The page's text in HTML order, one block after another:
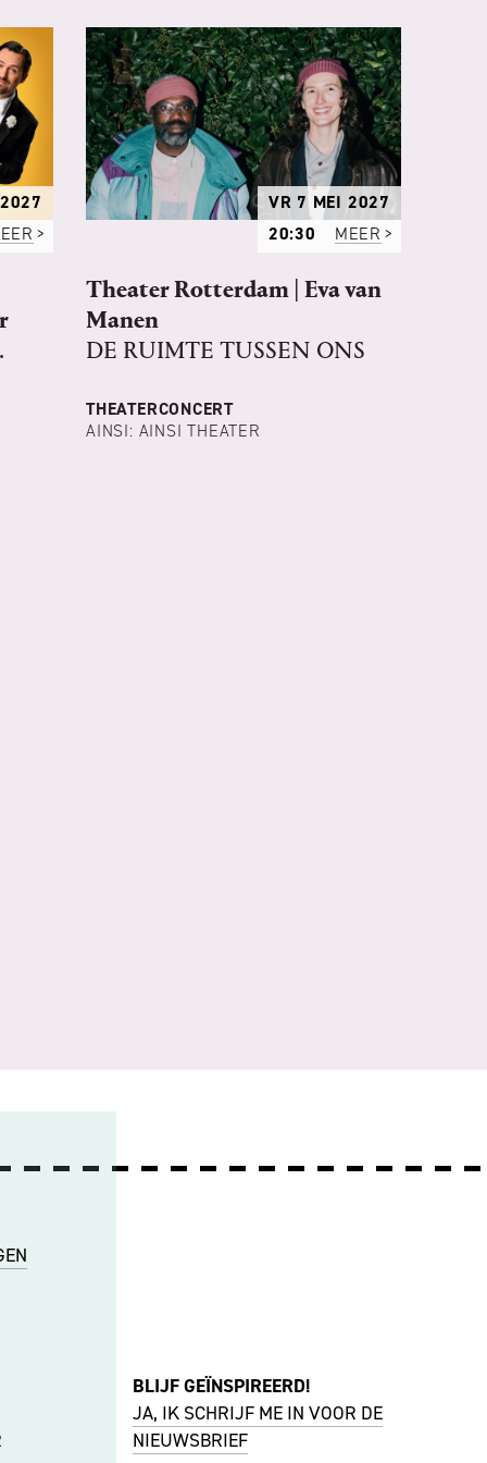
VR 7 MEI 2027
20:30
MEER
Theater Rotterdam | Eva van
Manen
DE RUIMTE TUSSEN ONS
THEATERCONCERT
AINSI: AINSI THEATER
BLIJF GEÏNSPIREERD!
JA, IK SCHRIJF ME IN VOOR DE
NIEUWSBRIEF